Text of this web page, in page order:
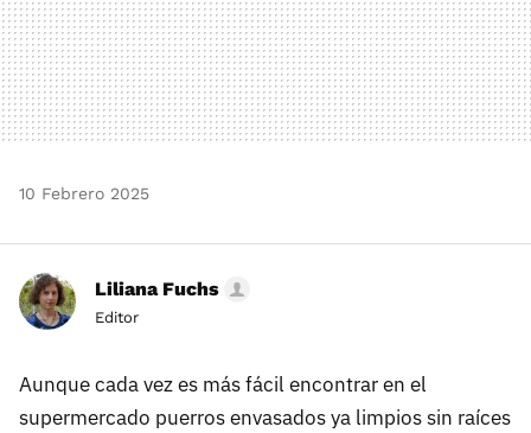
10 Febrero 2025
Liliana Fuchs
Editor
Aunque cada vez es más fácil encontrar en el
supermercado puerros envasados ya limpios sin raíces